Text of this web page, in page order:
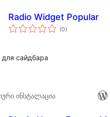
Radio Widget Popular
(0საერთო
რეიტინგი
)
сайдбара
ინსტალაცია